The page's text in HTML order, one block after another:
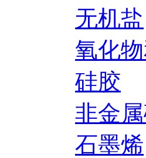
无机盐
氧化
硅胶
非金
石墨烯